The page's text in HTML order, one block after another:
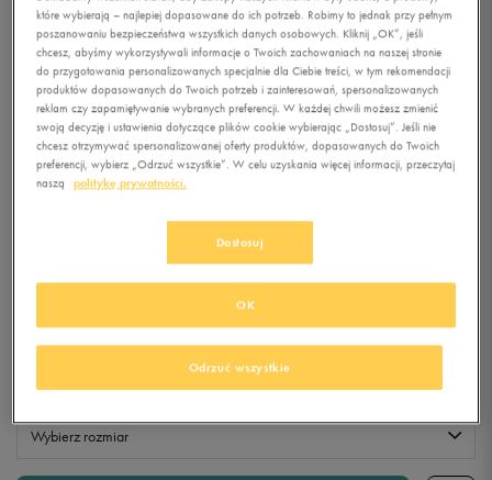
PUMA ARIZONA RETRO
0.0 (0 )
349,99zł-20% (cena bezpośrednio przed promocją)
297,49zł -6%(najniższa cena z 30 dni przed obniżką)
279,99złz Vat
Kolor:żółty
Wybierz rozmiar
które wybierają – najlepiej dopasowane do ich potrzeb. Robimy to jednak przy pełnym
poszanowaniu bezpieczeństwa wszystkich danych osobowych. Kliknij „OK”, jeśli
chcesz, abyśmy wykorzystywali informacje o Twoich zachowaniach na naszej stronie
do przygotowania personalizowanych specjalnie dla Ciebie treści, w tym rekomendacji
produktów dopasowanych do Twoich potrzeb i zainteresowań, spersonalizowanych
reklam czy zapamiętywanie wybranych preferencji. W każdej chwili możesz zmienić
swoją decyzję i ustawienia dotyczące plików cookie wybierając „Dostosuj”. Jeśli nie
chcesz otrzymywać spersonalizowanej oferty produktów, dopasowanych do Twoich
preferencji, wybierz „Odrzuć wszystkie”. W celu uzyskania więcej informacji, przeczytaj
naszą
politykę prywatności.
Dostosuj
Odrzuć wszystkie
OK